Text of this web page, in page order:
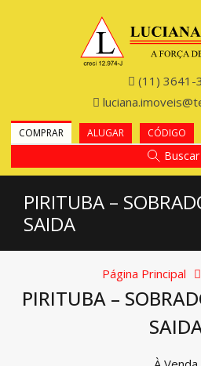
(11) 3641-
COMPRAR ALUGAR CÓDIGO
Buscar
PIRITUBA –
SAIDA
Página Principal
PIRITUBA –